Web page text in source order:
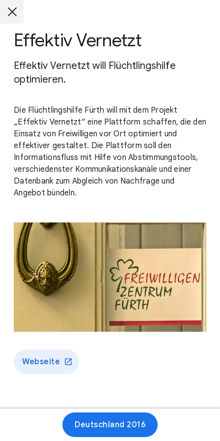
Effektiv Vernetzt
Effektiv Vernetzt will Flüchtlingshilfe
optimieren.
Die Flüchtlingshilfe Fürth will mit dem Projekt
„Effektiv Vernetzt“ eine Plattform schaffen, die den
Einsatz von Freiwilligen vor Ort optimiert und
effektiver gestaltet. Die Plattform soll den
Informationsfluss mit Hilfe von Abstimmungstools,
verschiedenster Kommunikationskanäle und einer
Datenbank zum Abgleich von Nachfrage und
Angebot bündeln.
Webseite
Deutschland 2016